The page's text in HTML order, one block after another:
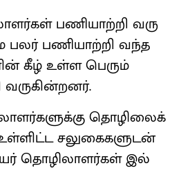
பணி​யாற்றி வரு​
பலர் பணி​யாற்றி வந்த
கீழ் உள்ள பெரும்​
தொழிலைக்
சலுகைகளு​டன்
தொழிலா​ளர்​கள் இல்​